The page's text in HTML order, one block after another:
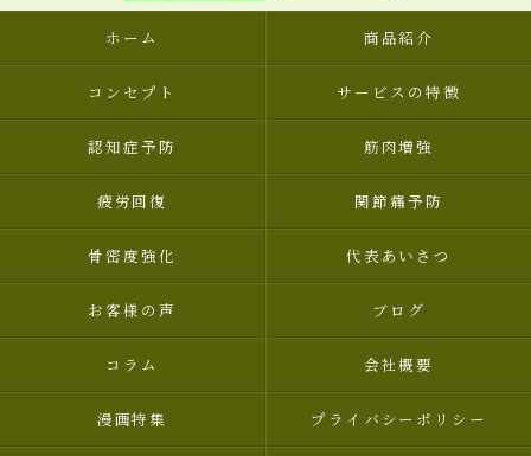
ホーム 商品紹介
コンセプト サービスの特徴
認知症予防 筋肉増強
疲労回復 関節痛予防
骨密度強化 代表あいさつ
お客様の声 ブログ
コラム 会社概要
漫画特集 プライバシーポリシー